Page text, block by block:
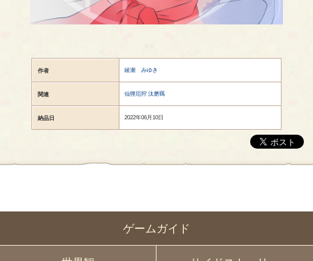
ゲームガイド
作者 綾瀬 みゆき
関連 仙狸厄狩 汰磨羈
納品日 2022年06月10日